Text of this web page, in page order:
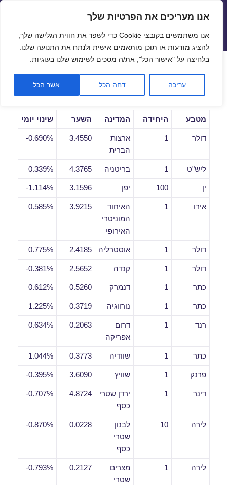
פתח
אנו מעריכים את הפרטיות שלך
אנו משתמשים בקובצי Cookie כדי לשפר את חווית הגלישה שלך,
להציג מודעות או תוכן מותאמים אישית ולנתח את התנועה שלנו.
בלחיצה על "אישור הכל", את/ה מסכים לשימוש שלנו בעוגיות.
עריכה דחה הכל אשר הכל
שערי חליפין יציגים – שער יציג
תפריטים
ווידג'טים
שערי חליפין יומיים לתאריך
05/06/2020
מטבע היחידה המדינה השער שינוי יומי
דולר 1
ארצות
הברית
3.4550
0.690%-
ליש"ט 1 בריטניה 4.3765
0.339%
ין 100 יפן 3.1596
1.114%-
אירו 1
האיחוד
המוניטרי
האירופי
3.9215
0.585%
דולר 1 אוסטרליה 2.4185
0.775%
דולר 1 קנדה 2.5652
0.381%-
כתר 1 דנמרק 0.5260
0.612%
כתר 1 נורווגיה 0.3719
1.225%
רנד 1
דרום
אפריקה
0.2063
0.634%
כתר 1 שוודיה 0.3773
1.044%
פרנק 1 שוויץ 3.6090
0.395%-
דינר 1
ירדן שטרי
כסף
4.8724
0.707%-
לירה 10
לבנון
שטרי
כסף
0.0228
0.870%-
לירה 1
מצרים
שטרי
0.2127
0.793%-